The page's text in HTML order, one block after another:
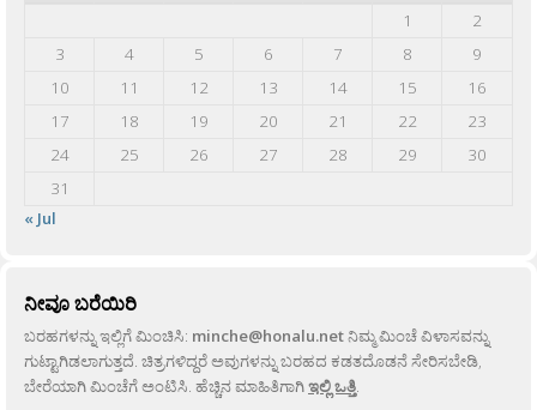
1
2
3
4 5 6 7 8
9
10
11 12 13 14 15
16
17
18 19 20 21 22
23
24
25 26 27 28 29
30
31
« Jul
ನೀವೂ ಬರೆಯಿರಿ
ಬರಹಗಳನ್ನು ಇಲ್ಲಿಗೆ ಮಿಂಚಿಸಿ: minche@honalu.netನಿಮ್ಮ ಮಿಂಚೆ ವಿಳಾಸವನ್ನು
ಗುಟ್ಟಾಗಿಡಲಾಗುತ್ತದೆ. ಚಿತ್ರಗಳಿದ್ದರೆ ಅವುಗಳನ್ನು ಬರಹದ ಕಡತದೊಡನೆ ಸೇರಿಸಬೇಡಿ,
ಬೇರೆಯಾಗಿ ಮಿಂಚೆಗೆ ಅಂಟಿಸಿ. ಹೆಚ್ಚಿನ ಮಾಹಿತಿಗಾಗಿಇಲ್ಲಿ ಒತ್ತಿ.